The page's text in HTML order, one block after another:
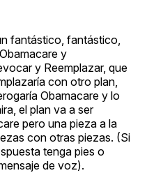
fantástico, fantástico,
y
y Reemplazar, que
con otro plan,
Obamacare y lo
el plan va a ser
pero una pieza a la
con otras piezas. (Si
tenga pies o
de voz).